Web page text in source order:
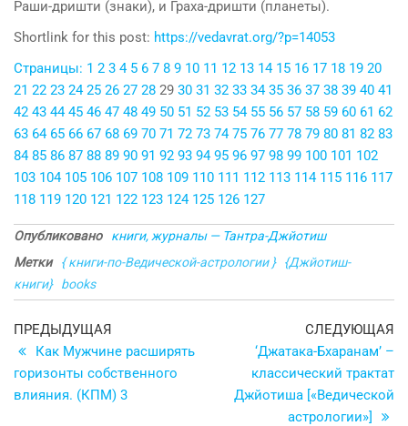
Раши-дришти (знаки), и Граха-дришти (планеты).
Shortlink for this post: https://vedavrat.org/?p=14053
Страницы: 1 2 3 4 5 6 7 8 9 10 11 12 13 14 15 16 17 18 19 20
21 22 23 24 25 26 27 28 29 30 31 32 33 34 35 36 37 38 39 40 41
42 43 44 45 46 47 48 49 50 51 52 53 54 55 56 57 58 59 60 61 62
63 64 65 66 67 68 69 70 71 72 73 74 75 76 77 78 79 80 81 82 83
84 85 86 87 88 89 90 91 92 93 94 95 96 97 98 99 100 101 102
103 104 105 106 107 108 109 110 111 112 113 114 115 116 117
118 119 120 121 122 123 124 125 126 127
Опубликовано
книги, журналы — Тантра-Джйотиш
Метки
{ книги-по-Ведической-астрологии }
{Джйотиш-
книги}
books
Навигация
по
записям
Предыдущая
запись
ПРЕДЫДУЩАЯ
Как Мужчине расширять
горизонты собственного
влияния. (КПМ) 3
СЛЕДУЮЩАЯ
‘Джатака-Бхаранам’ –
классический трактат
Джйотиша [«Ведической
астрологии»]